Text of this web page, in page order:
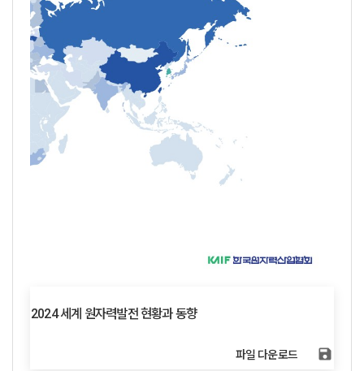
2024 세계 원자력발전 현황과 동향
파일 다운로드 save